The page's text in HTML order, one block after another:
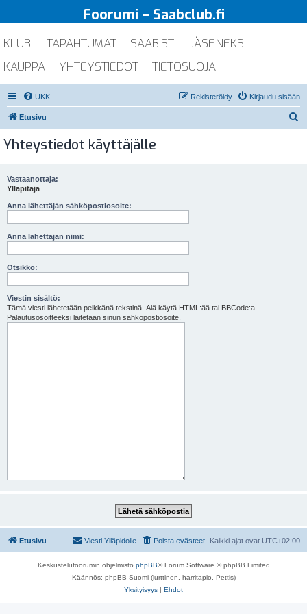
Foorumi – Saabclub.fi
KLUBI TAPAHTUMAT SAABISTI
JÄSENEKSI
KAUPPA
YHTEYSTIEDOT TIETOSUOJA
UKK Kirjaudu sisään
Rekisteröidy
Etusivu
Yhteystiedot käyttäjälle
Vastaanottaja:
Ylläpitäjä
Anna lähettäjän sähköpostiosoite:
Anna lähettäjän nimi:
Otsikko:
Viestin sisältö:
Tämä viesti lähetetään pelkkänä tekstinä. Älä käytä HTML:ää tai BBCode:a.
Palautusosoitteeksi laitetaan sinun sähköpostiosoite.
Etusivu Kaikki ajat ovat UTC+02:00
Poista evästeet
Viesti Ylläpidolle
Keskustelufoorumin ohjelmisto phpBB® Forum Software © phpBB Limited
Käännös: phpBB Suomi (lurttinen, harritapio, Pettis)
Yksityisyys | Ehdot